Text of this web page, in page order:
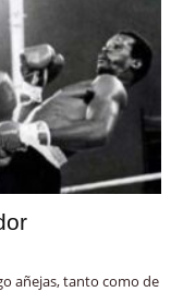
añejas, tanto como de